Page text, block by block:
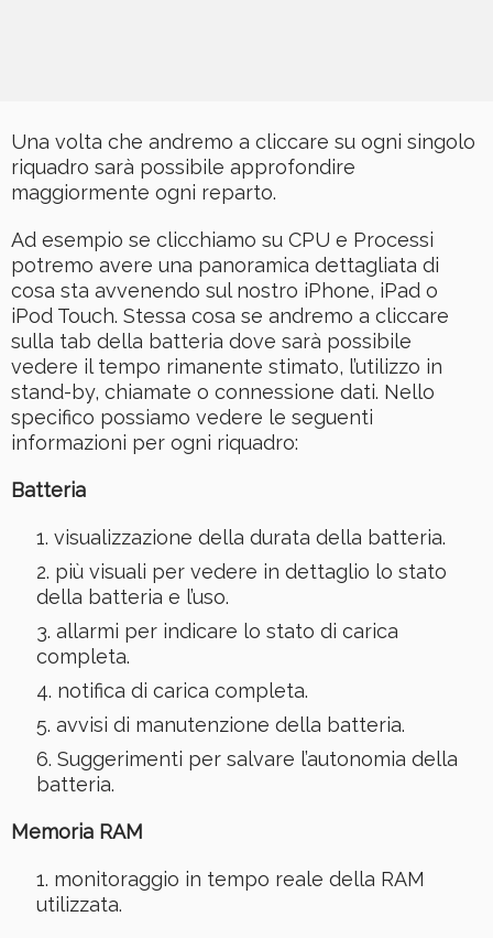
Una volta che andremo a cliccare su ogni singolo
riquadro sarà possibile approfondire
maggiormente ogni reparto.
Ad esempio se clicchiamo su CPU e Processi
potremo avere una panoramica dettagliata di
cosa sta avvenendo sul nostro iPhone, iPad o
iPod Touch. Stessa cosa se andremo a cliccare
sulla tab della batteria dove sarà possibile
vedere il tempo rimanente stimato, l’utilizzo in
stand-by, chiamate o connessione dati. Nello
specifico possiamo vedere le seguenti
informazioni per ogni riquadro:
Batteria
visualizzazione della durata della batteria.
più visuali per vedere in dettaglio lo stato
della batteria e l’uso.
allarmi per indicare lo stato di carica
completa.
notifica di carica completa.
avvisi di manutenzione della batteria.
Suggerimenti per salvare l’autonomia della
batteria.
Memoria RAM
monitoraggio in tempo reale della RAM
utilizzata.